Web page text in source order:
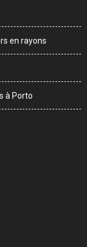
en rayons
à Porto